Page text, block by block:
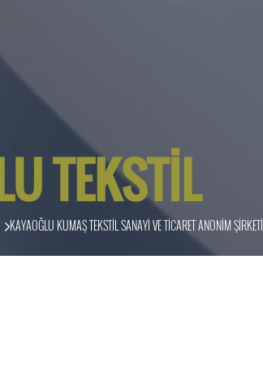
TEKSTİL
KAYAOĞLU KUMAŞ TEKSTİL SANAYİ VE TİCARET ANONİM ŞİRKETİ